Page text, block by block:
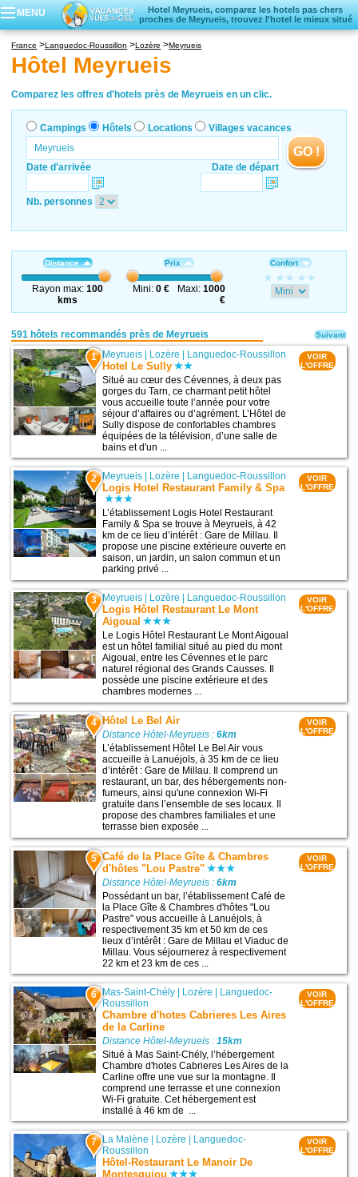
MENU
Hotel Meyrueis, comparez les hotels pas chers
proches de Meyrueis, trouvez l'hotel le mieux situé
Locations vacances
Villages vacances
France Languedoc-Roussillon Lozère Meyrueis
Hôtel Meyrueis
Comparez les offres d'hotels près de Meyrueis en un clic.
Campings Hôtels Locations Villages vacances
Date d'arrivée Date de départ
GO !
Nb. personnes
Distance
Rayon max:100
kms
Prix
Mini: 0 € Maxi:1000
€
Confort
591 hôtels recommandés près de Meyrueis
1 Meyrueis | Lozère | Languedoc-Roussillon
Hotel Le Sully
Situé au cœur des Cévennes, à deux pas
gorges du Tarn, ce charmant petit hôtel
vous accueille toute l’année pour votre
séjour d’affaires ou d’agrément. L’Hôtel de
Sully dispose de confortables chambres
équipées de la télévision, d’une salle de
bains et d'un ...
VOIR
L'OFFRE
2 Meyrueis Lozère Languedoc-Roussillon
Logis Hotel Restaurant Family & Spa
L’établissement Logis Hotel Restaurant
Family & Spa se trouve à Meyrueis, à 42
km de ce lieu d’intérêt : Gare de Millau. Il
propose une piscine extérieure ouverte en
saison, un jardin, un salon commun et un
parking privé ...
VOIR
L'OFFRE
3 Meyrueis Lozère Languedoc-Roussillon
Logis Hôtel Restaurant Le Mont
Aigoual
Le Logis Hôtel Restaurant Le Mont Aigoual
est un hôtel familial situé au pied du mont
Aigoual, entre les Cévennes et le parc
naturel régional des Grands Causses. Il
possède une piscine extérieure et des
chambres modernes ...
VOIR
L'OFFRE
4 Hôtel Le Bel Air
Distance Hôtel-Meyrueis :6km
L’établissement Hôtel Le Bel Air vous
accueille à Lanuéjols, à 35 km de ce lieu
d’intérêt : Gare de Millau. Il comprend un
restaurant, un bar, des hébergements non-
fumeurs, ainsi qu'une connexion Wi-Fi
gratuite dans l’ensemble de ses locaux. Il
propose des chambres familiales et une
terrasse bien exposée ...
VOIR
L'OFFRE
5 Café de la Place Gîte & Chambres
d'hôtes "Lou Pastre"
Distance Hôtel-Meyrueis :6km
Possédant un bar, l’établissement Café de
la Place Gîte & Chambres d'hôtes "Lou
Pastre" vous accueille à Lanuéjols, à
respectivement 35 km et 50 km de ces
lieux d’intérêt : Gare de Millau et Viaduc de
Millau. Vous séjournerez à respectivement
22 km et 23 km de ces ...
VOIR
L'OFFRE
6 Mas-Saint-Chély | Lozère | Languedoc-
Roussillon
Chambre d'hotes Cabrieres Les Aires
de la Carline
Distance Hôtel-Meyrueis :15km
Situé à Mas Saint-Chély, l’hébergement
Chambre d'hotes Cabrieres Les Aires de la
Carline offre une vue sur la montagne. Il
comprend une terrasse et une connexion
Wi-Fi gratuite. Cet hébergement est
installé à 46 km de ...
VOIR
L'OFFRE
7 La Malène Lozère
Languedoc-
Roussillon
Hôtel-Restaurant Le Manoir De
Montesquiou
VOIR
L'OFFRE
Suivant